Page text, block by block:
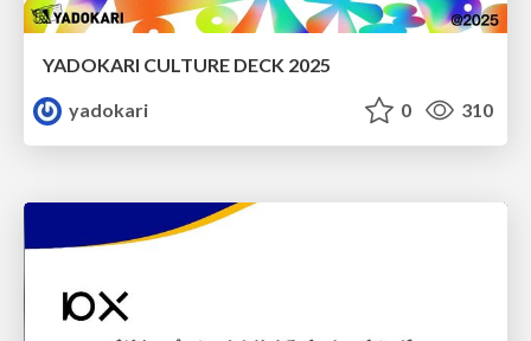
YADOKARI CULTURE DECK 2025
yadokari
0 310